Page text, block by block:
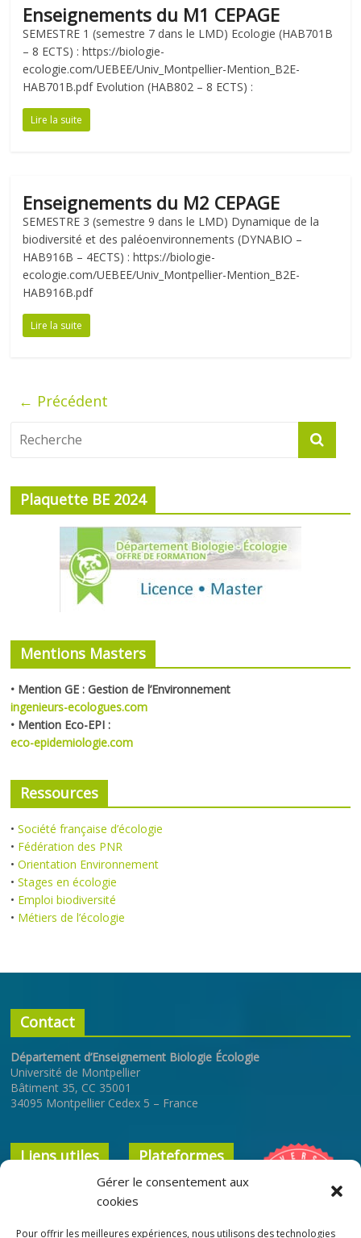
Gérer le consentement aux
cookies
Pour offrir les meilleures expériences, nous utilisons des technologies
Enseignements du M1 CEPAGE
SEMESTRE 1 (semestre 7 dans le LMD) Ecologie (HAB701B
– 8 ECTS) : https://biologie-
ecologie.com/UEBEE/Univ_Montpellier-Mention_B2E-
HAB701B.pdf Evolution (HAB802 – 8 ECTS) :
Lire la suite
Enseignements du M2 CEPAGE
SEMESTRE 3 (semestre 9 dans le LMD) Dynamique de la
biodiversité et des paléoenvironnements (DYNABIO –
HAB916B – 4ECTS) : https://biologie-
ecologie.com/UEBEE/Univ_Montpellier-Mention_B2E-
HAB916B.pdf
Lire la suite
← Précédent
Plaquette BE 2024
Mentions Masters
• Mention GE : Gestion de l’Environnement
ingenieurs-ecologues.com
• Mention Eco-EPI :
eco-epidemiologie.com
Ressources
•Société française d’écologie
• Fédération des PNR
•Orientation Environnement
•Stages en écologie
• Emploi biodiversité
• Métiers de l’écologie
Contact
Département d’Enseignement Biologie Écologie
Université de Montpellier
Bâtiment 35, CC 35001
34095 Montpellier Cedex 5 – France
Liens utiles Plateformes
ENT